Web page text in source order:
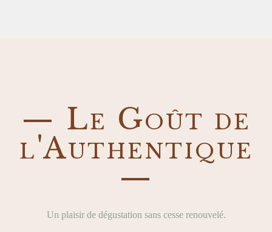
— Le Goût de
l'Authentique
—
Un plaisir de dégustation sans cesse renouvelé.